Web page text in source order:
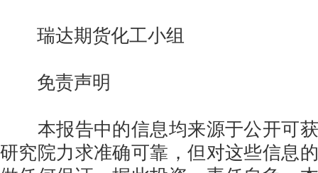
瑞达期货化工小组
免责声明
本报告中的信息均来源于公开可获
研究院力求准确可靠，但对这些信息